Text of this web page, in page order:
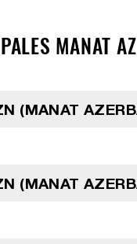
MANAT
(MANAT
(MANAT